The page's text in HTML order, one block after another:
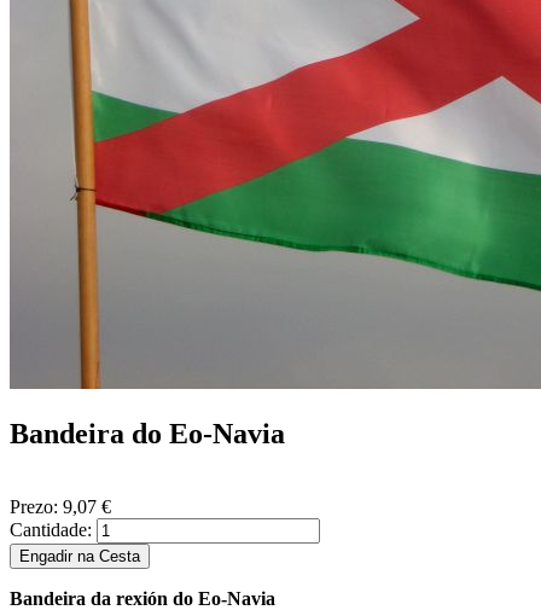
Bandeira do Eo-Navia
Prezo: 9,07 €
Cantidade:
Bandeira da rexión do Eo-Navia